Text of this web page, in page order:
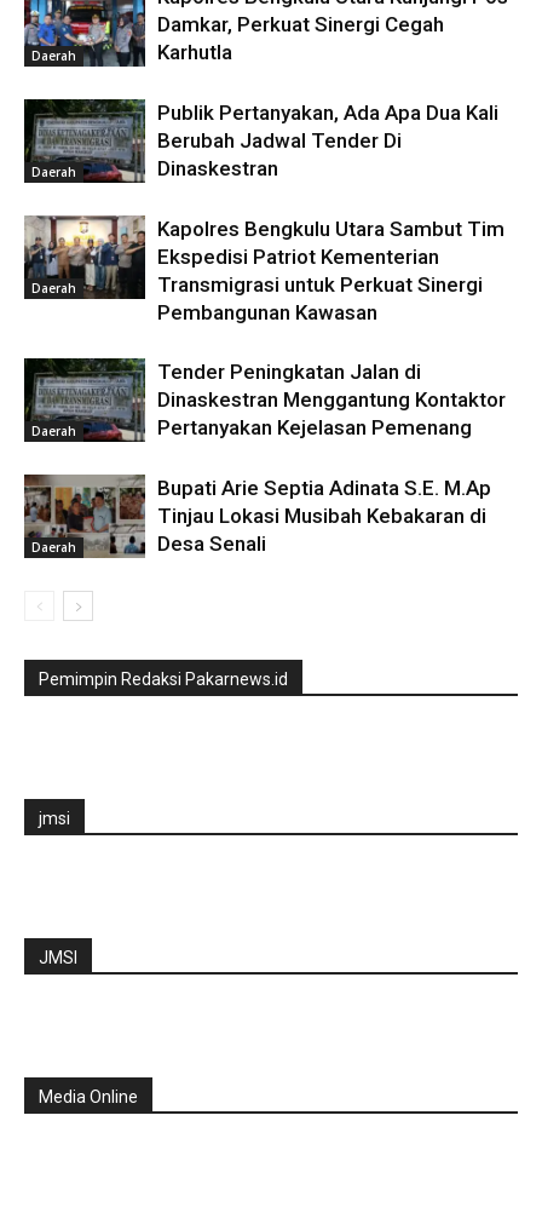
Daerah
Damkar, Perkuat Sinergi Cegah
Karhutla
Daerah
Publik Pertanyakan, Ada Apa Dua Kali
Berubah Jadwal Tender Di
Dinaskestran
Daerah
Kapolres Bengkulu Utara Sambut Tim
Ekspedisi Patriot Kementerian
Transmigrasi untuk Perkuat Sinergi
Pembangunan Kawasan
Daerah
Tender Peningkatan Jalan di
Dinaskestran Menggantung Kontaktor
Pertanyakan Kejelasan Pemenang
Daerah
Bupati Arie Septia Adinata S.E. M.Ap
Tinjau Lokasi Musibah Kebakaran di
Desa Senali
Pemimpin Redaksi Pakarnews.id
jmsi
JMSI
Media Online